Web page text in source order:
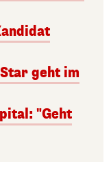
geht im
"Geht